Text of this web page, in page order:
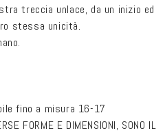
treccia unlace, da un inizio ed
stessa unicità.
fino a misura 16-17
FORME E DIMENSIONI, SONO IL